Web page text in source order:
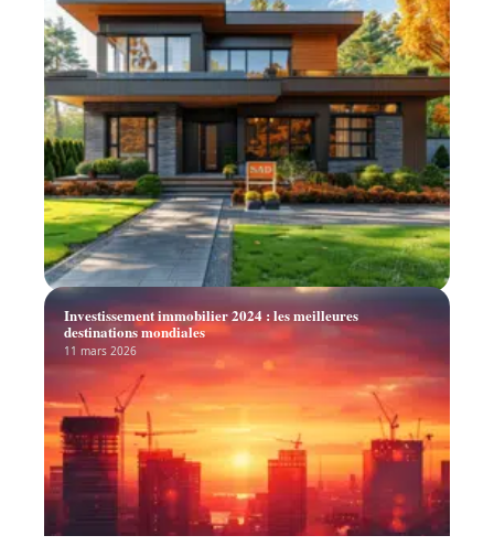
Investissement immobilier 2024 : les meilleures
destinations mondiales
11 mars 2026